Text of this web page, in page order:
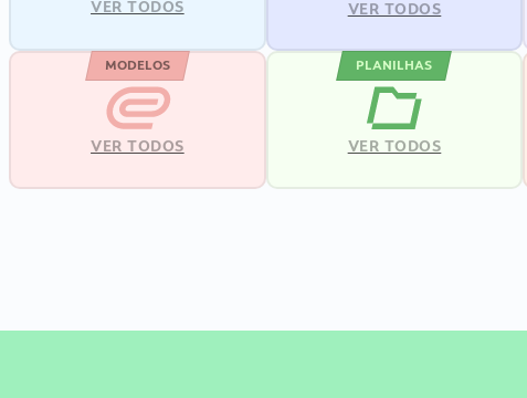
VER TODOS VER TODOS
MODELOS
VER TODOS
PLANILHAS
VER TODOS